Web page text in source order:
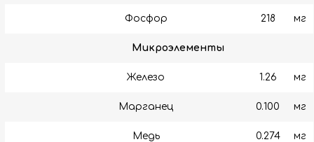
Фосфор 218 мг
Микроэлементы
Железо 1.26 мг
Марганец 0.100 мг
Медь 0.274 мг